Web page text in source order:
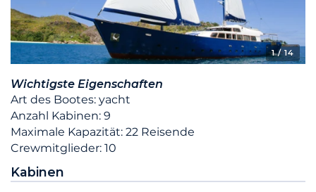
1/ 14
Wichtigste Eigenschaften
Art des Bootes: yacht
Anzahl Kabinen: 9
Maximale Kapazität: 22 Reisende
Crewmitglieder: 10
Kabinen